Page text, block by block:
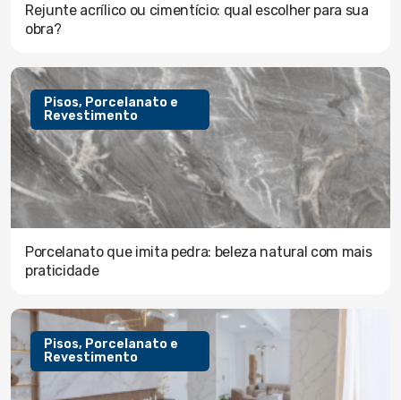
Rejunte acrílico ou cimentício: qual escolher para sua
obra?
Pisos, Porcelanato e
Revestimento
Porcelanato que imita pedra: beleza natural com mais
praticidade
Pisos, Porcelanato e
Revestimento